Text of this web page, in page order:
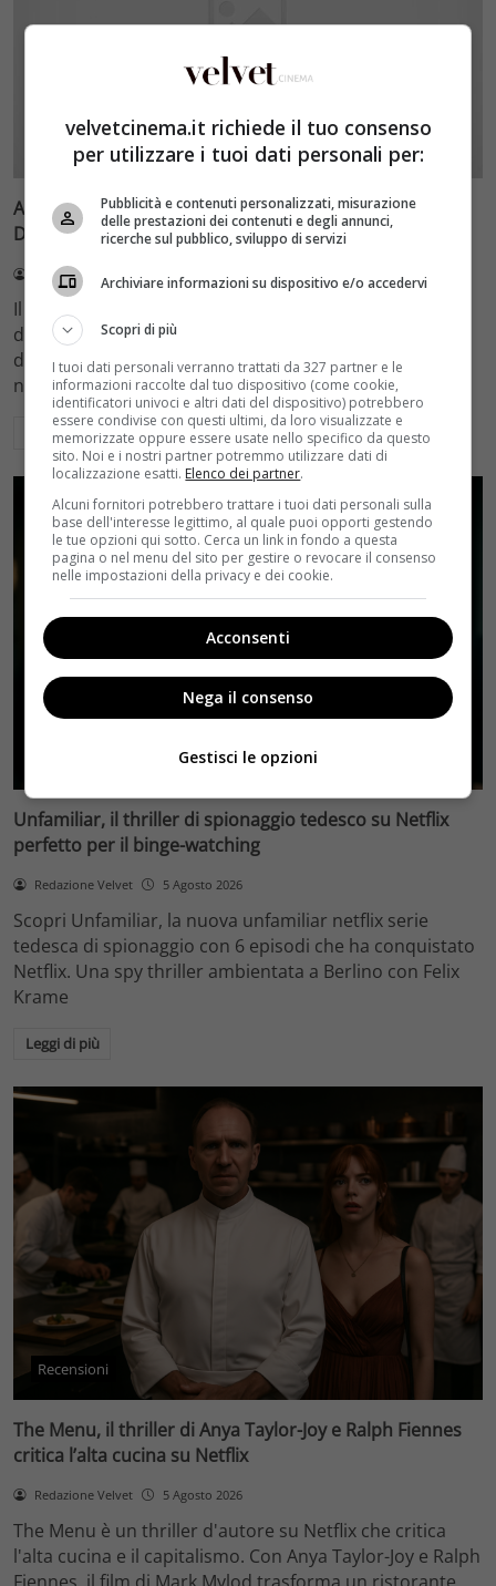
Bomba
Avengers: Doomsday, il concept art svela Dottor
Destino di Robert Downey Jr. e gli X-Men dell’MCU
Redazione Velvet 5 Agosto 2026
Il concept art ufficiale di Avengers: Doomsday rivela il
design della maschera di Dottor Destino interpretato
da Robert Downey Jr. e i primi dettagli degli X-Men
nell'MCU
Leggi di più
Unfamiliar, il thriller di spionaggio tedesco su Netflix
perfetto per il binge-watching
Redazione Velvet 5 Agosto 2026
Scopri Unfamiliar, la nuova unfamiliar netflix serie
tedesca di spionaggio con 6 episodi che ha conquistato
Netflix. Una spy thriller ambientata a Berlino con Felix
Krame
Leggi di più
Recensioni
The Menu, il thriller di Anya Taylor-Joy e Ralph Fiennes
critica l’alta cucina su Netflix
Redazione Velvet 5 Agosto 2026
The Menu è un thriller d'autore su Netflix che critica
l'alta cucina e il capitalismo. Con Anya Taylor-Joy e Ralph
velvetcinema.it richiede il tuo consenso
per utilizzare i tuoi dati personali per:
Pubblicità e contenuti personalizzati, misurazione
delle prestazioni dei contenuti e degli annunci,
ricerche sul pubblico, sviluppo di servizi
Archiviare informazioni su dispositivo e/o accedervi
Scopri di più
I tuoi dati personali verranno trattati da 327 partner e le
informazioni raccolte dal tuo dispositivo (come cookie,
identificatori univoci e altri dati del dispositivo) potrebbero
essere condivise con questi ultimi, da loro visualizzate e
memorizzate oppure essere usate nello specifico da questo
sito. Noi e i nostri partner potremmo utilizzare dati di
localizzazione esatti. Elenco dei partner.
Alcuni fornitori potrebbero trattare i tuoi dati personali sulla
base dell'interesse legittimo, al quale puoi opporti gestendo
le tue opzioni qui sotto. Cerca un link in fondo a questa
pagina o nel menu del sito per gestire o revocare il consenso
nelle impostazioni della privacy e dei cookie.
Acconsenti
Nega il consenso
Gestisci le opzioni